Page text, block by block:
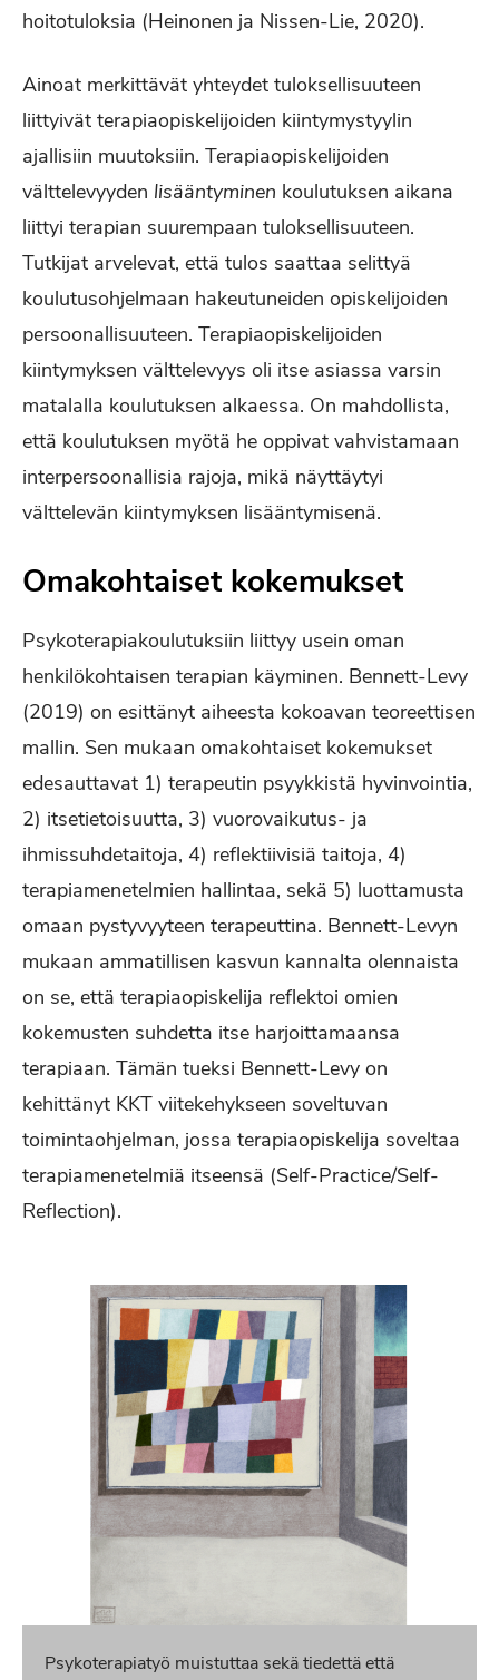
hoitotuloksia (Heinonen ja Nissen-Lie, 2020).
Ainoat merkittävät yhteydet tuloksellisuuteen
liittyivät terapiaopiskelijoiden kiintymystyylin
ajallisiin muutoksiin. Terapiaopiskelijoiden
välttelevyyden lisääntyminen koulutuksen aikana
liittyi terapian suurempaan tuloksellisuuteen.
Tutkijat arvelevat, että tulos saattaa selittyä
koulutusohjelmaan hakeutuneiden opiskelijoiden
persoonallisuuteen. Terapiaopiskelijoiden
kiintymyksen välttelevyys oli itse asiassa varsin
matalalla koulutuksen alkaessa. On mahdollista,
että koulutuksen myötä he oppivat vahvistamaan
interpersoonallisia rajoja, mikä näyttäytyi
välttelevän kiintymyksen lisääntymisenä.
Omakohtaiset kokemukset
Psykoterapiakoulutuksiin liittyy usein oman
henkilökohtaisen terapian käyminen. Bennett-Levy
(2019) on esittänyt aiheesta kokoavan teoreettisen
mallin. Sen mukaan omakohtaiset kokemukset
edesauttavat 1) terapeutin psyykkistä hyvinvointia,
2) itsetietoisuutta, 3) vuorovaikutus- ja
ihmissuhdetaitoja, 4) reflektiivisiä taitoja, 4)
terapiamenetelmien hallintaa, sekä 5) luottamusta
omaan pystyvyyteen terapeuttina. Bennett-Levyn
mukaan ammatillisen kasvun kannalta olennaista
on se, että terapiaopiskelija reflektoi omien
kokemusten suhdetta itse harjoittamaansa
terapiaan. Tämän tueksi Bennett-Levy on
kehittänyt KKT viitekehykseen soveltuvan
toimintaohjelman, jossa terapiaopiskelija soveltaa
terapiamenetelmiä itseensä (Self-Practice/Self-
Reflection).
Psykoterapiatyö muistuttaa sekä tiedettä että